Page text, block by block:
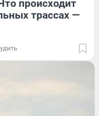
происходит
трассах —